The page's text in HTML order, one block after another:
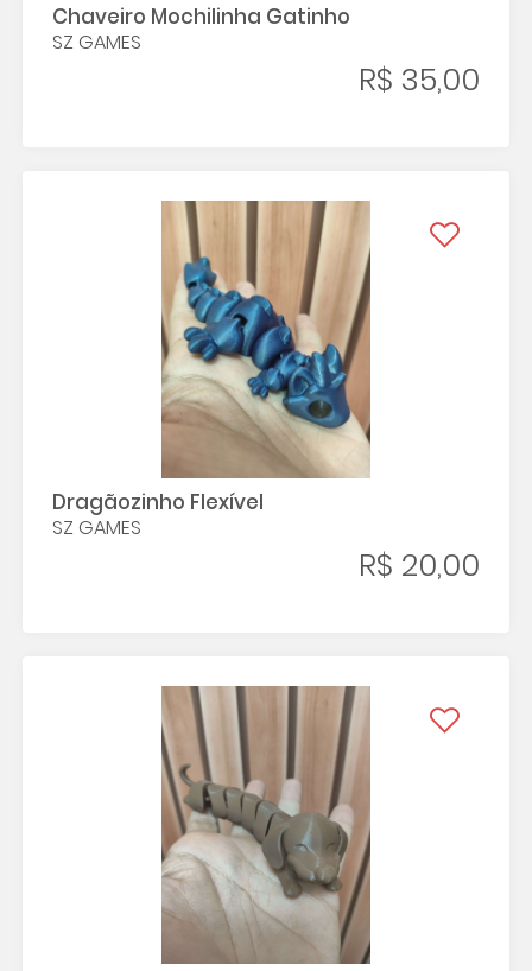
Chaveiro Mochilinha Gatinho
SZ GAMES
R$ 35,00
Dragãozinho Flexível
SZ GAMES
R$ 20,00